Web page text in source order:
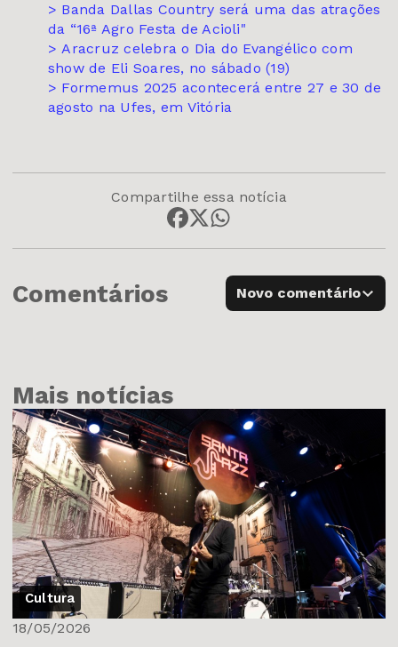
> Banda Dallas Country será uma das atrações
da “16ª Agro Festa de Acioli"
>Aracruz celebra o Dia do Evangélico com
show de Eli Soares, no sábado (19)
> Formemus 2025 acontecerá entre 27 e 30 de
agosto na Ufes, em Vitória
Compartilhe essa notícia
Comentários Novo comentário
Mais notícias
Cultura
18/05/2026